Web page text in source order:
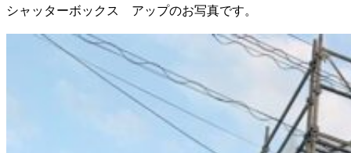
シャッターボックス アップのお写真です。